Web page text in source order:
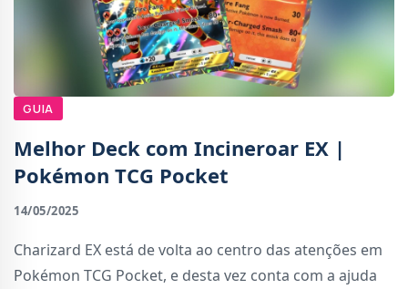
GUIA
Melhor Deck com Incineroar EX |
Pokémon TCG Pocket
14/05/2025
Charizard EX está de volta ao centro das atenções em
Pokémon TCG Pocket, e desta vez conta com a ajuda